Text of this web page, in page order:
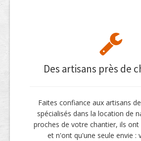
Des artisans près de
Faites confiance aux artisans
spécialisés dans la location de
proches de votre chantier, ils ont
et n'ont qu'une seule envie :